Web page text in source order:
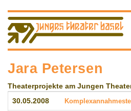
Jara Petersen
Theaterprojekte am Jungen
30.05.2008